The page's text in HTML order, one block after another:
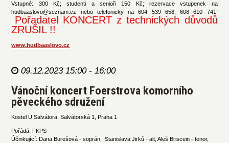
Vstupné: 300 Kč; studenti a senioři 150 Kč; rezervace vstupenek na
hudbaaslovo@seznam.cz nebo telefonicky na 604 539 658, 608 610 741
Pořadatel KONCERT z technických důvodů
ZRUŠIL !!
www.hudbaaslovo.cz
09.12.2023 15:00 - 16:00
Vánoční koncert Foerstrova komorního
pěveckého sdružení
Kostel U Salvátora, Salvátorská 1, Praha 1
Pořádá: FKPS
Účinkující: Dana Burešová - soprán, Stanislava Jirků - alt, Aleš Briscein - tenor,